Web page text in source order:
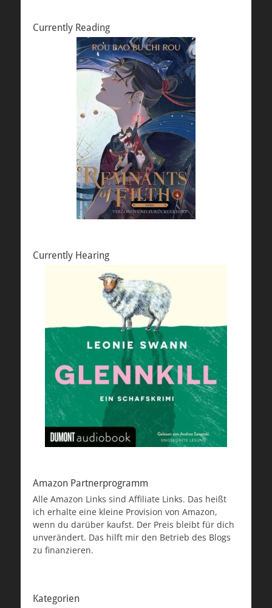
Currently Reading
Currently Hearing
Amazon Partnerprogramm
Alle Amazon Links sind Affiliate Links. Das heißt
ich erhalte eine kleine Provision von Amazon,
wenn du darüber kaufst. Der Preis bleibt für dich
unverändert. Das hilft mir den Betrieb des Blogs
zu finanzieren.
Kategorien